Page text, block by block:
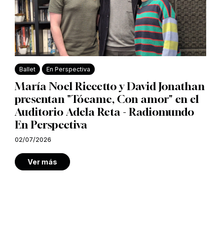
Ballet En Perspectiva
María Noel Riccetto y David Jonathan
presentan "Tócame, Con amor" en el
Auditorio Adela Reta - Radiomundo
En Perspectiva
02/07/2026
Ver más